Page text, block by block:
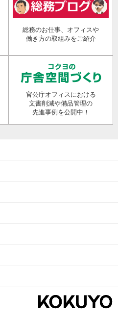
総務のお仕事、オフィスや
働き方の取組みをご紹介
官公庁オフィスにおける
文書削減や備品管理の
先進事例を公開中！